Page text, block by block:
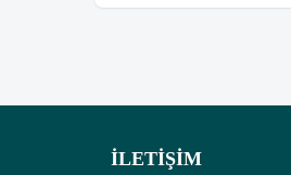
İLETIŞIM